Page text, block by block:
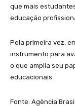
que mais
educação
Pela primeira vez,
instrumento para
o que amplia seu
educacionais.
Fonte: Agência Brasil